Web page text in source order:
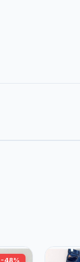
-48%